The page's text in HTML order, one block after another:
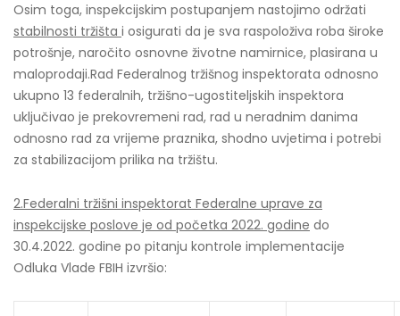
Osim toga, inspekcijskim postupanjem nastojimo održati
stabilnosti tržišta i osigurati da je sva raspoloživa roba široke
potrošnje, naročito osnovne životne namirnice, plasirana u
maloprodaji.Rad Federalnog tržišnog inspektorata odnosno
ukupno 13 federalnih, tržišno-ugostiteljskih inspektora
uključivao je prekovremeni rad, rad u neradnim danima
odnosno rad za vrijeme praznika, shodno uvjetima i potrebi
za stabilizacijom prilika na tržištu.
2.Federalni tržišni inspektorat Federalne uprave za
inspekcijske poslove je od početka 2022. godine do
30.4.2022. godine po pitanju kontrole implementacije
Odluka Vlade FBIH izvršio: